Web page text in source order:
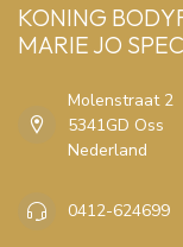
KONING
MARIE JO
Molenstraat 2
5341GD Oss
Nederland
0412-624699